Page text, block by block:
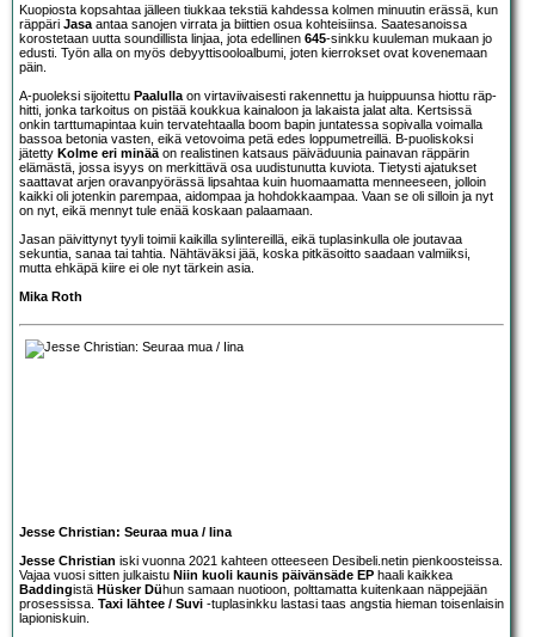
Kuopiosta kopsahtaa jälleen tiukkaa tekstiä kahdessa kolmen minuutin erässä, kun
räppäri Jasa antaa sanojen virrata ja biittien osua kohteisiinsa. Saatesanoissa
korostetaan uutta soundillista linjaa, jota edellinen 645-sinkku kuuleman mukaan jo
edusti. Työn alla on myös debyyttisooloalbumi, joten kierrokset ovat kovenemaan
päin.
A-puoleksi sijoitettu Paalulla on virtaviivaisesti rakennettu ja huippuunsa hiottu räp-
hitti, jonka tarkoitus on pistää koukkua kainaloon ja lakaista jalat alta. Kertsissä
onkin tarttumapintaa kuin tervatehtaalla boom bapin juntatessa sopivalla voimalla
bassoa betonia vasten, eikä vetovoima petä edes loppumetreillä. B-puoliskoksi
jätetty Kolme eri minää on realistinen katsaus päiväduunia painavan räppärin
elämästä, jossa isyys on merkittävä osa uudistunutta kuviota. Tietysti ajatukset
saattavat arjen oravanpyörässä lipsahtaa kuin huomaamatta menneeseen, jolloin
kaikki oli jotenkin parempaa, aidompaa ja hohdokkaampaa. Vaan se oli silloin ja nyt
on nyt, eikä mennyt tule enää koskaan palaamaan.
Jasan päivittynyt tyyli toimii kaikilla sylintereillä, eikä tuplasinkulla ole joutavaa
sekuntia, sanaa tai tahtia. Nähtäväksi jää, koska pitkäsoitto saadaan valmiiksi,
mutta ehkäpä kiire ei ole nyt tärkein asia.
Mika Roth
Jesse Christian: Seuraa mua / Iina
Jesse Christian iski vuonna 2021 kahteen otteeseen Desibeli.netin pienkoosteissa.
Vajaa vuosi sitten julkaistu Niin kuoli kaunis päivänsäde EP haali kaikkea
Baddingistä Hüsker Dühun samaan nuotioon, polttamatta kuitenkaan näppejään
prosessissa. Taxi lähtee / Suvi -tuplasinkku lastasi taas angstia hieman toisenlaisin
lapioniskuin.